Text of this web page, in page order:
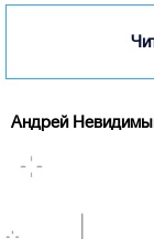
Андрей